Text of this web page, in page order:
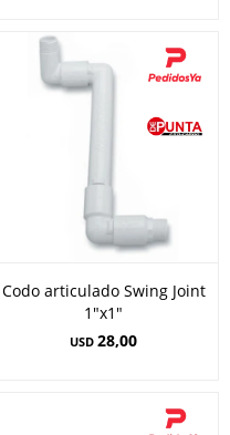
Codo articulado Swing Joint
1"x1"
USD 28,00